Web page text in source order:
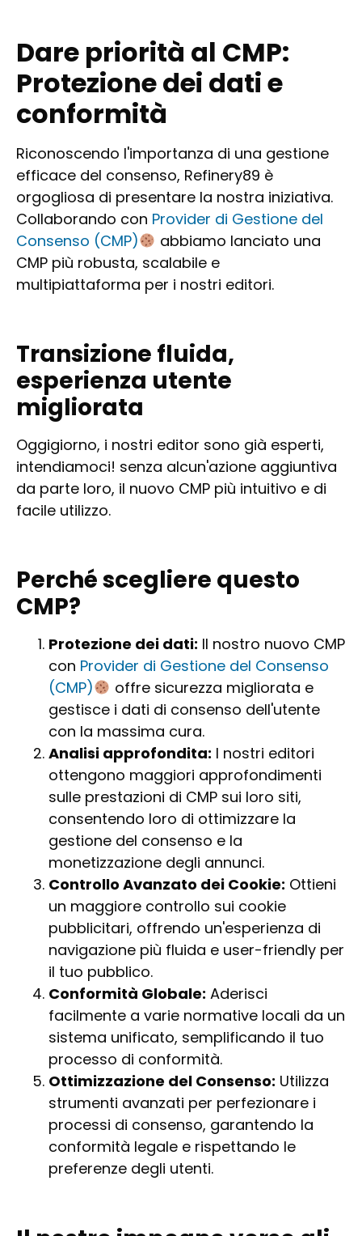
Dare priorità al CMP:
Protezione dei dati e
conformità
Riconoscendo l'importanza di una gestione
efficace del consenso, Refinery89 è
orgogliosa di presentare la nostra iniziativa.
Collaborando con Provider di Gestione del
Consenso (CMP)
abbiamo lanciato una
CMP più robusta, scalabile e
multipiattaforma per i nostri editori.
Transizione fluida,
esperienza utente
migliorata
Oggigiorno, i nostri editor sono già esperti,
intendiamoci! senza alcun'azione aggiuntiva
da parte loro, il nuovo CMP più intuitivo e di
facile utilizzo.
Perché scegliere questo
CMP?
Protezione dei dati: Il nostro nuovo CMP
con Provider di Gestione del Consenso
(CMP)
offre sicurezza migliorata e
gestisce i dati di consenso dell'utente
con la massima cura.
Analisi approfondita: I nostri editori
ottengono maggiori approfondimenti
sulle prestazioni di CMP sui loro siti,
consentendo loro di ottimizzare la
gestione del consenso e la
monetizzazione degli annunci.
Controllo Avanzato dei Cookie: Ottieni
un maggiore controllo sui cookie
pubblicitari, offrendo un'esperienza di
navigazione più fluida e user-friendly per
il tuo pubblico.
Conformità Globale: Aderisci
facilmente a varie normative locali da un
sistema unificato, semplificando il tuo
processo di conformità.
Ottimizzazione del Consenso: Utilizza
strumenti avanzati per perfezionare i
processi di consenso, garantendo la
conformità legale e rispettando le
preferenze degli utenti.